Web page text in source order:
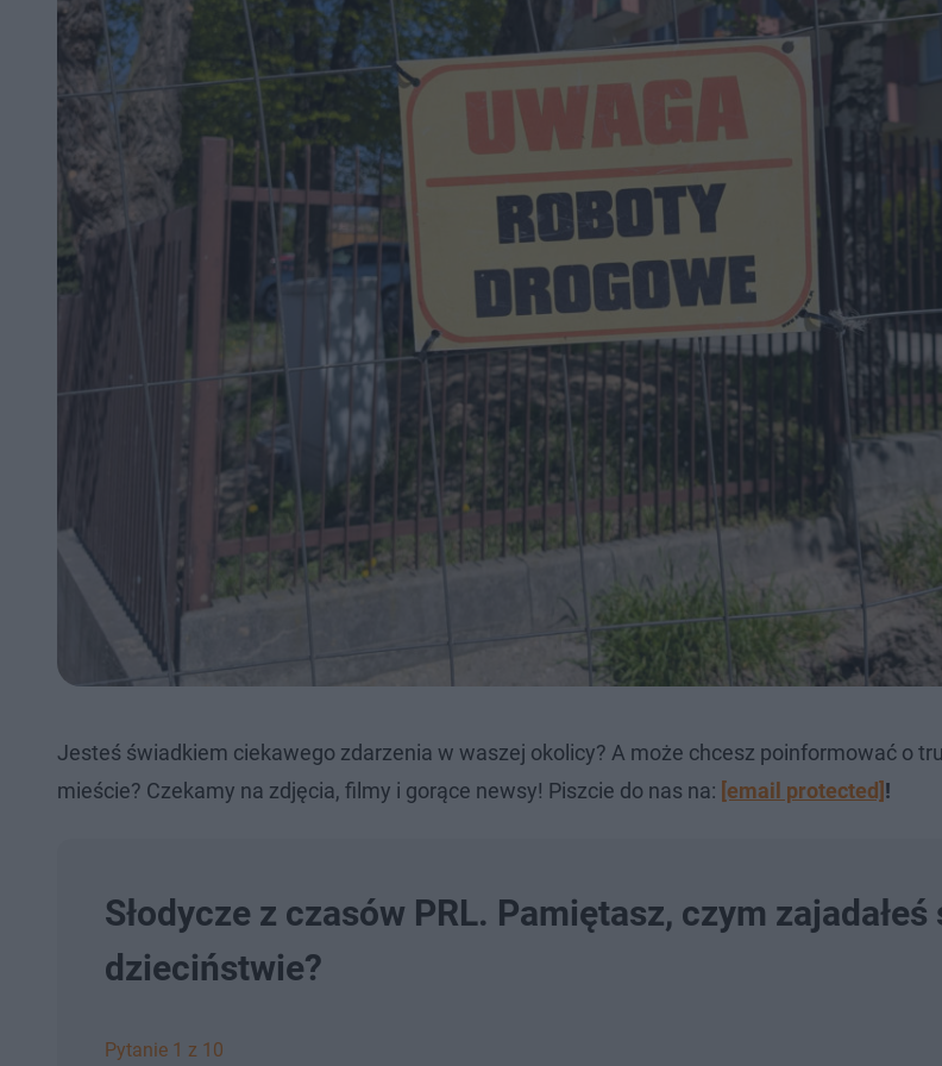
Jesteś świadkiem ciekawego zdarzenia w waszej okolicy? A może chcesz poinformować o
mieście? Czekamy na zdjęcia, filmy i gorące newsy! Piszcie do nas na: [email protected] !
Słodycze z czasów PRL. Pamiętasz, czym zajadałeś
dzieciństwie?
Pytanie 1 z 10